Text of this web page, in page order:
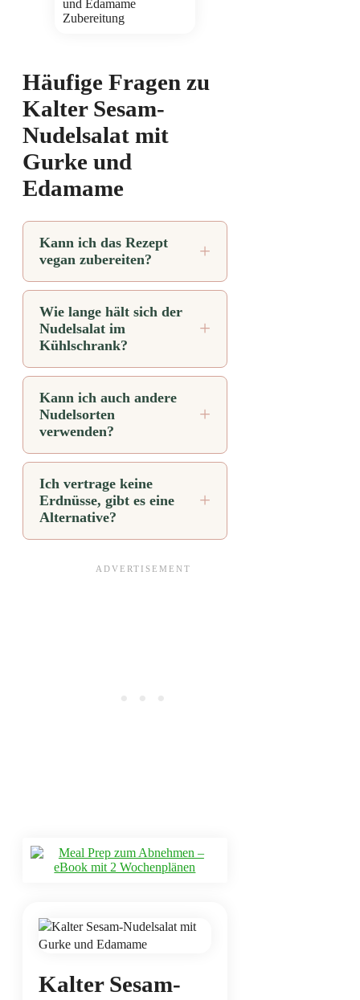
Häufige Fragen zu
Kalter Sesam-
Nudelsalat mit
Gurke und
Edamame
Kann ich das Rezept
vegan zubereiten?
Wie lange hält sich der
Nudelsalat im
Kühlschrank?
Kann ich auch andere
Nudelsorten
verwenden?
Ich vertrage keine
Erdnüsse, gibt es eine
Alternative?
Kalter Sesam-